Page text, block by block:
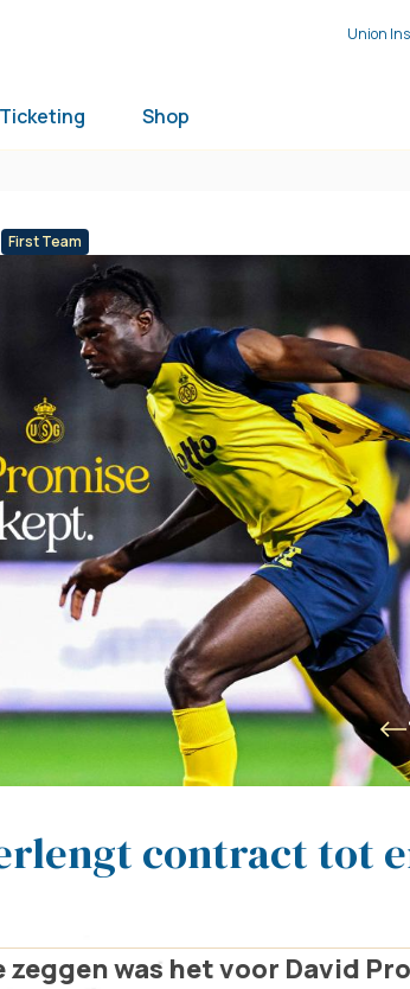
Union
Ticketing Shop
First Team
contract tot
was het voor David